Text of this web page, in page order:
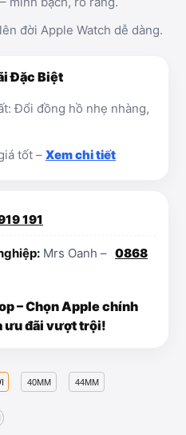
đời Apple Watch dễ dàng.
Đặc Biệt
Đổi đồng hồ nhẹ nhàng,
tốt – Xem chi tiết
191
Mrs Oanh – 0868
– Chọn Apple chính
ưu đãi vượt trội!
40MM 44MM